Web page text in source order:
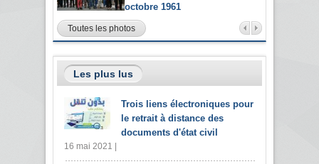
octobre 1961
Toutes les photos
Les plus lus
Trois liens électroniques pour
le retrait à distance des
documents d'état civil
16 mai 2021 |